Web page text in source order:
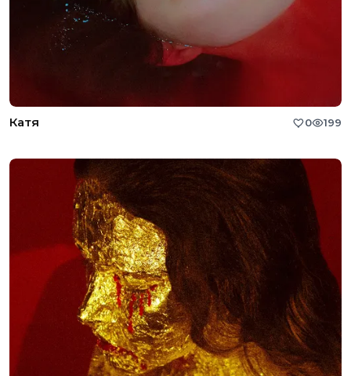
Катя 0 199